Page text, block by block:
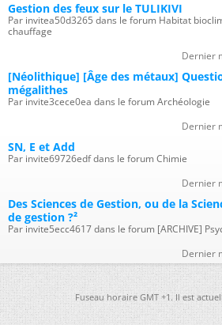
Gestion des feux sur le TULIKIVI
Par invitea50d3265 dans le forum Habitat
chauffage
Dernier
[Néolithique] [Âge des métaux]
mégalithes
Par invite3cece0ea dans le forum Archéologie
Dernier
SN, E et Add
Par invite69726edf dans le forum Chimie
Dernier
Des Sciences de Gestion, ou de la
de gestion ?²
Par invite5ecc4617 dans le forum [ARCHIVE]
Dernier
Fuseau horaire GMT +1. Il est